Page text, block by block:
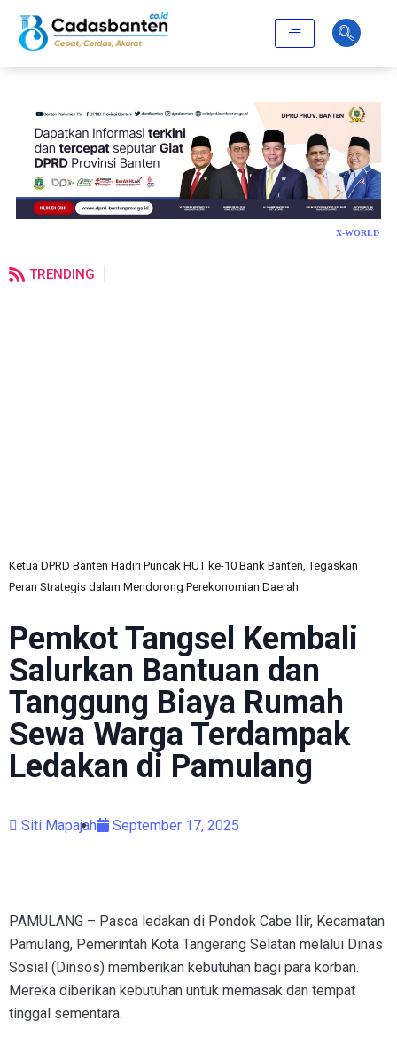
X-WORLD
TRENDING
Ketua DPRD Banten Hadiri Puncak HUT ke-10 Bank Banten, Tegaskan
Peran Strategis dalam Mendorong Perekonomian Daerah
Pemkot Tangsel Kembali
Salurkan Bantuan dan
Tanggung Biaya Rumah
Sewa Warga Terdampak
Ledakan di Pamulang
Siti Mapajah September 17, 2025
PAMULANG – Pasca ledakan di Pondok Cabe Ilir, Kecamatan
Pamulang, Pemerintah Kota Tangerang Selatan melalui Dinas
Sosial (Dinsos) memberikan kebutuhan bagi para korban.
Mereka diberikan kebutuhan untuk memasak dan tempat
tinggal sementara.